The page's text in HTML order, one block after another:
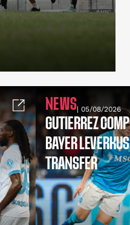
NEWS| 05/08/2026
GUTIERREZ
BAYER
TRANSFER